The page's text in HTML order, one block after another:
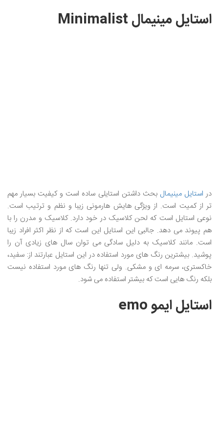
استایل مینیمال Minimalist
در استایل مینیمال بحث داشتن استایلی ساده است و کیفیت بسیار مهم
تر از کمیت است. از ویژگی هایش هارمونی زیبا و نظم و ترتیب است.
نوعی استایل است که لحن کلاسیک در خود دارد. کلاسیک و مدرن را با
هم پیوند می دهد. جالبی این استایل این است که از نظر اکثر افراد زیبا
است. مانند کلاسیک به دلیل سادگی می توان سال های زیادی آن را
پوشید. بیشترین رنگ های مورد استفاده در این استایل عبارتند از: سفید،
خاکستری، سرمه ای و مشکی. ولی تنها رنگ های مورد استفاده نیست
بلکه رنگ هایی است که بیشتر استفاده می شود.
استایل ایمو emo